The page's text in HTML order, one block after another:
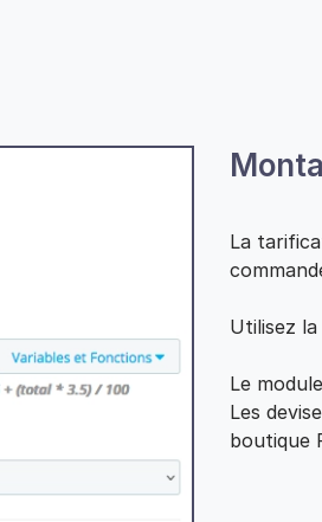
La
Utilisez
Le
Les
boutique